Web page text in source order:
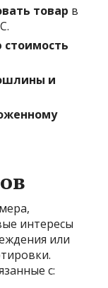
товар в
и
интересы
или
с: